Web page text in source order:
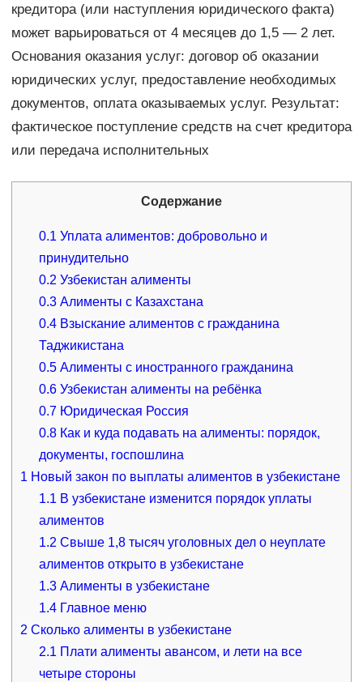
кредитора (или наступления юридического факта)
может варьироваться от 4 месяцев до 1,5 — 2 лет.
Основания оказания услуг: договор об оказании
юридических услуг, предоставление необходимых
документов, оплата оказываемых услуг. Результат:
фактическое поступление средств на счет кредитора
или передача исполнительных
Содержание
0.1 Уплата алиментов: добровольно и
принудительно
0.2 Узбекистан алименты
0.3 Алименты с Казахстана
0.4 Взыскание алиментов с гражданина
Таджикистана
0.5 Алименты с иностранного гражданина
0.6 Узбекистан алименты на ребёнка
0.7 Юридическая Россия
0.8 Как и куда подавать на алименты: порядок,
документы, госпошлина
1 Новый закон по выплаты алиментов в узбекистане
1.1 В узбекистане изменится порядок уплаты
алиментов
1.2 Свыше 1,8 тысяч уголовных дел о неуплате
алиментов открыто в узбекистане
1.3 Алименты в узбекистане
1.4 Главное меню
2 Сколько алименты в узбекистане
2.1 Плати алименты авансом, и лети на все
четыре стороны